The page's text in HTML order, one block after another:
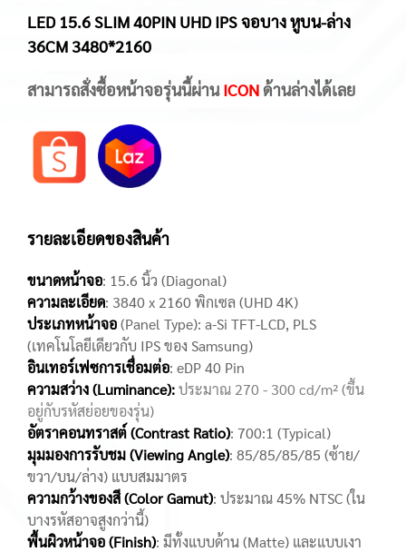
LED 15.6 SLIM 40PIN UHD IPS จอบาง หูบน-ล่าง
36CM 3480*2160
สามารถสั่งซื้อหน้าจอรุ่นนี้ผ่านICONด้านล่างได้เลย
รายละเอียดของสินค้า
ขนาดหน้าจอ: 15.6 นิ้ว (Diagonal)
ความละเอียด: 3840 x 2160 พิกเซล (UHD 4K)
ประเภทหน้าจอ(Panel Type): a-Si TFT-LCD, PLS
(เทคโนโลยีเดียวกับ IPS ของ Samsung)
อินเทอร์เฟซการเชื่อมต่อ: eDP 40 Pin
ความสว่าง (Luminance):ประมาณ 270 - 300 cd/m² (ขึ้น
อยู่กับรหัสย่อยของรุ่น)
อัตราคอนทราสต์ (Contrast Ratio): 700:1 (Typical)
มุมมองการรับชม (Viewing Angle): 85/85/85/85 (ซ้าย/
ขวา/บน/ล่าง) แบบสมมาตร
ความกว้างของสี (Color Gamut): ประมาณ 45% NTSC (ใน
บางรหัสอาจสูงกว่านี้)
พื้นผิวหน้าจอ (Finish): มีทั้งแบบด้าน (Matte) และแบบเงา